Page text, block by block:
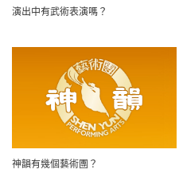
演出中有武術表演嗎？
神韻有幾個藝術團？